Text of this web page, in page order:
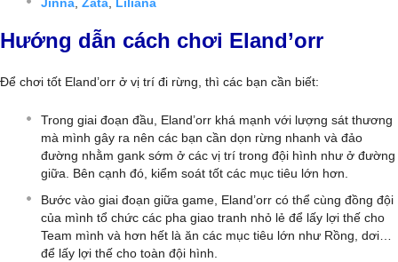
Hướng dẫn cách chơi Eland’orr
Để chơi tốt Eland’orr ở vị trí đi rừng, thì các bạn cần biết:
Trong giai đoạn đầu, Eland’orr khá mạnh với lượng sát thương
mà mình gây ra nên các bạn cần dọn rừng nhanh và đảo
đường nhằm gank sớm ở các vị trí trong đội hình như ở đường
giữa. Bên cạnh đó, kiểm soát tốt các mục tiêu lớn hơn.
Bước vào giai đoạn giữa game, Eland’orr có thể cùng đồng đội
của mình tổ chức các pha giao tranh nhỏ lẻ để lấy lợi thế cho
Team mình và hơn hết là ăn các mục tiêu lớn như Rồng, dơi…
để lấy lợi thế cho toàn đội hình.